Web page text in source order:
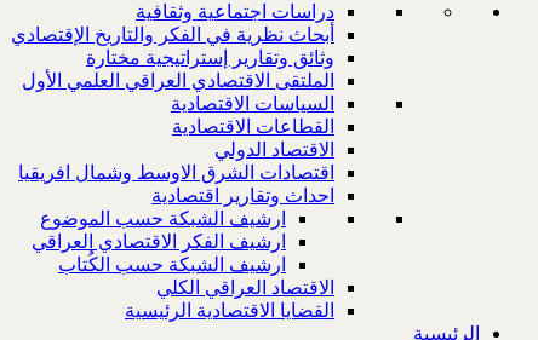
دراسات اجتماعية وثقافية
أبحاث نظرية في الفكر والتاريخ الإقتصادي
وثائق وتقارير إستراتيجية مختارة
الملتقى الاقتصادي العراقي العلمي الأول
السياسات الاقتصادية
القطاعات الاقتصادية
الاقتصاد الدولي
اقتصادات الشرق الاوسط وشمال افريقيا
احداث وتقارير اقتصادية
ارشيف الشبكة حسب الموضوع
ارشيف الفكر الاقتصادي العراقي
ارشيف الشبكة حسب الكُتاب
الاقتصاد العراقي الكلي
القضايا الاقتصادية الرئيسية
الرئيسية